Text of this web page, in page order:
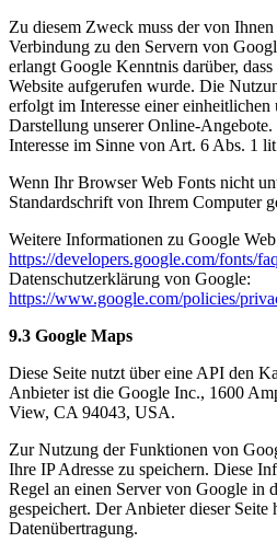
Zu diesem Zweck muss der von
Verbindung zu den Servern von
erlangt Google Kenntnis darüber,
Website aufgerufen wurde. Die
erfolgt im Interesse einer einheitlichen
Darstellung unserer Online-
Interesse im Sinne von Art. 6 Abs. 1
Wenn Ihr Browser Web Fonts nicht
Standardschrift von Ihrem Computer
Weitere Informationen zu Google
https://developers.google.com/fonts/faq
Datenschutzerklärung von Google:
https://www.google.com/policies/
9.3 Google Maps
Diese Seite nutzt über eine API den
Anbieter ist die Google Inc., 1600
View, CA 94043, USA.
Zur Nutzung der Funktionen von
Ihre IP Adresse zu speichern. Diese
Regel an einen Server von Google in
gespeichert. Der Anbieter dieser
Datenübertragung.